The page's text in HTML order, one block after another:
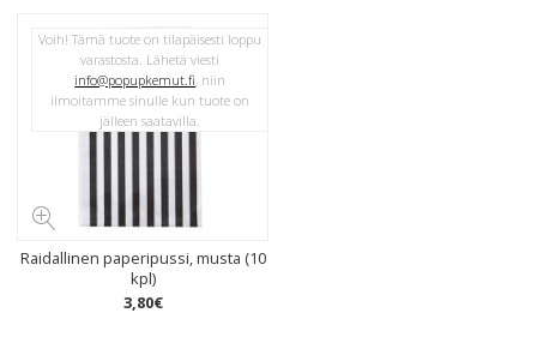
Raidallinen paperipussi, musta (10
kpl)
3,80€
Voih! Tämä tuote on tilapäisesti loppu
varastosta. Lähetä viesti
info@popupkemut.fi, niin
ilmoitamme sinulle kun tuote on
jälleen saatavilla.